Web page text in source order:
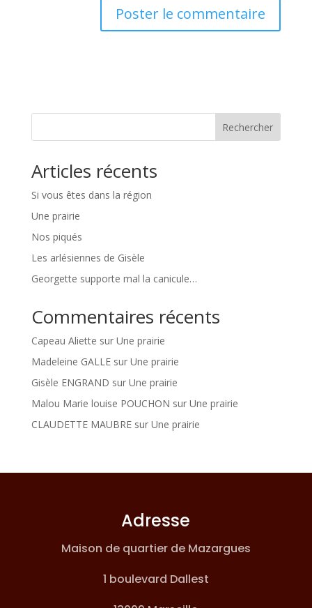
Rechercher
Articles récents
Si vous êtes dans la région
Une prairie
Nos piqués
Les arlésiennes de Gisèle
Georgette supporte mal la canicule…
Commentaires récents
Capeau Aliette sur Une prairie
Madeleine GALLEsur Une prairie
Gisèle ENGRAND sur Une prairie
Malou Marie louise POUCHON sur Une prairie
CLAUDETTE MAUBREsur Une prairie
Adresse
Maison de quartier de Mazargues
1 boulevard Dallest